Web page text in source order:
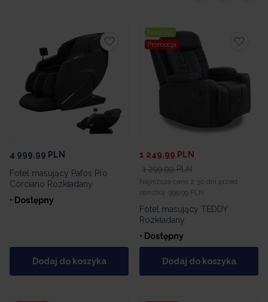
4 999,99 PLN
Fotel masujący Pafos Pro
Corciano Rozkładany
• Dostępny
Dodaj do koszyka
Nowość
Promocja
1 249,99 PLN
1 299,99 PLN
Najniższa cena z 30 dni przed
obniżką: 999,99 PLN
Fotel masujący TEDDY
Rozkładany
• Dostępny
Dodaj do koszyka